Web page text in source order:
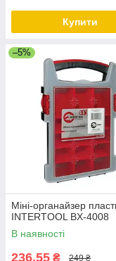
Купити
–5%
Міні-органайзер
INTERTOOL BX-4008
В наявності
236,55 ₴ 249 ₴